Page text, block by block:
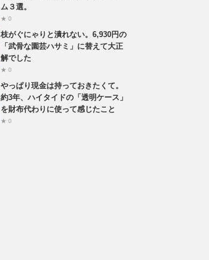
ム３選。
★ 0
枝がぐにゃりと潰れない。6,930円の
「武骨な園芸ハサミ」に替えて大正
解でした
★ 0
やっぱり現金は持っておきたくて。
約3年、ハイタイドの「透明ケース」
を財布代わりに使って感じたこと
★ 0